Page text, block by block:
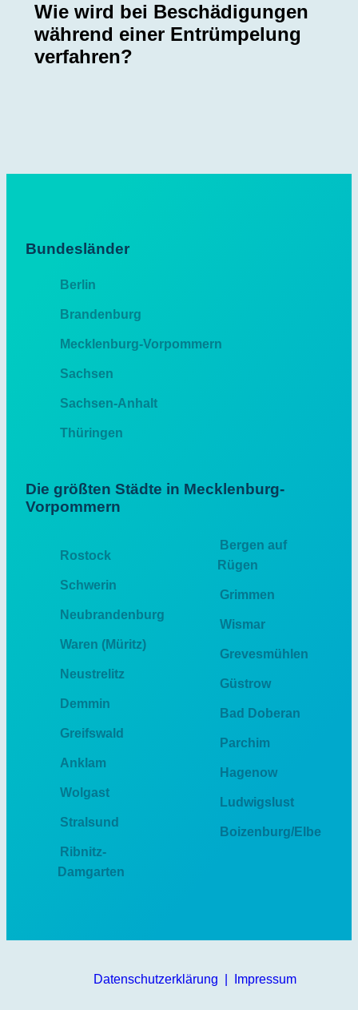
Wie wird bei Beschädigungen
während einer Entrümpelung
verfahren?
Bundesländer
Berlin
Brandenburg
Mecklenburg-Vorpommern
Sachsen
Sachsen-Anhalt
Thüringen
Die größten Städte in Mecklenburg-
Vorpommern
Rostock
Schwerin
Neubrandenburg
Waren (Müritz)
Neustrelitz
Demmin
Greifswald
Anklam
Wolgast
Stralsund
Ribnitz-
Damgarten
Bergen auf
Rügen
Grimmen
Wismar
Grevesmühlen
Güstrow
Bad Doberan
Parchim
Hagenow
Ludwigslust
Boizenburg/Elbe
Datenschutzerklärung Impressum